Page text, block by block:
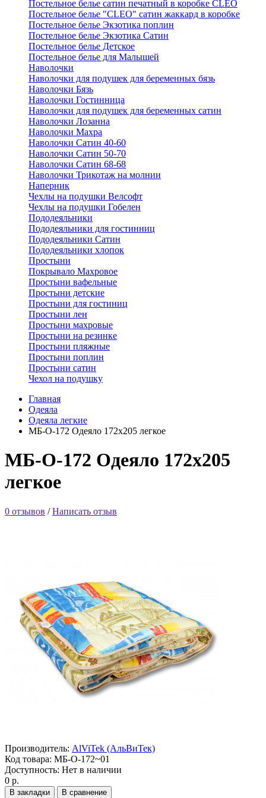
Постельное белье сатин печатный в коробке CLEO
Постельное белье "CLEO" сатин жаккард в коробке
Постельное белье Экзотика поплин
Постельное белье Экзотика Сатин
Постельное белье Детское
Постельное белье для Малышей
Наволочки
Наволочки для подушек для беременных бязь
Наволочки Бязь
Наволочки Гостинница
Наволочки для подушек для беременных сатин
Наволочки Лозанна
Наволочки Махра
Наволочки Сатин 40-60
Наволочки Сатин 50-70
Наволочки Сатин 68-68
Наволочки Трикотаж на молнии
Наперник
Чехлы на подушки Велсофт
Чехлы на подушки Гобелен
Пододеяльники
Пододеяльники для гостинниц
Пододеяльники Сатин
Пододеяльники хлопок
Простыни
Покрывало Махровое
Простыни вафельные
Простыни детские
Простыни для гостиниц
Простыни лен
Простыни махровые
Простыни на резинке
Простыни пляжные
Простыни поплин
Простыни сатин
Чехол на подушку
Главная
Одеяла
Одеяла легкие
МБ-О-172 Одеяло 172х205 легкое
МБ-О-172 Одеяло 172х205
легкое
0 отзывов /Написать отзыв
Производитель: AlViTek (АльВиТек)
Код товара: МБ-О-172~01
Доступность: Нет в наличии
0 р.
В закладки В сравнение